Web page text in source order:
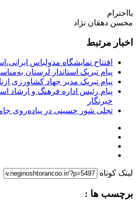
بااحترام
محسن دهقان نژاد
اخبار مرتبط
افتتاح نمایشگاه مدولباس
پیام تبریک استاندار لرستان
پیام تبریک مدیر جهاد کشاورزی
پیام رئیس اداره فرهنگ و ارشاد
خبرنگار
تجلی شور حسینی در پیاده‌روی
لینک کوتاه
برچسب ها :